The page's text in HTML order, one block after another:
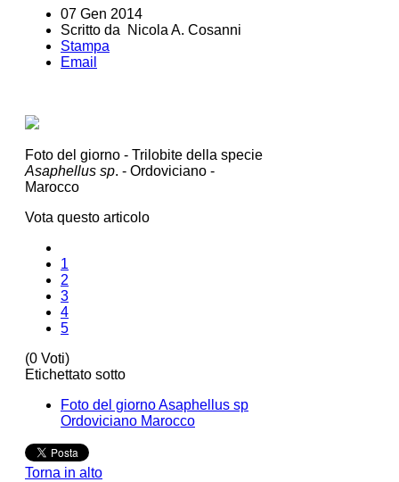
07 Gen 2014
Scritto da Nicola A. Cosanni
Stampa
Email
Foto del giorno - Trilobite della specie
Asaphellus sp. - Ordoviciano -
Marocco
Vota questo articolo
1
2
3
4
5
(0 Voti)
Etichettato sotto
Foto del giorno Asaphellus sp
Ordoviciano Marocco
Torna in alto